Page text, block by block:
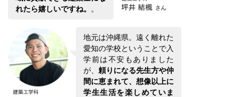
れたら嬉しいですね。
。
地元は沖縄県。遠く離れた
愛知の学校ということで入
学前は不安もありました
が、 頼りになる先⽣⽅や仲
間に恵まれて、想像以上に
学⽣⽣活を楽しめていま